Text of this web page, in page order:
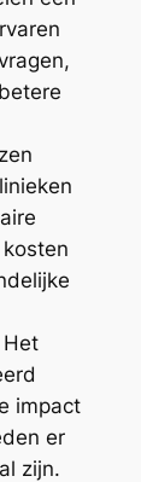
Het
impact
er
zijn.